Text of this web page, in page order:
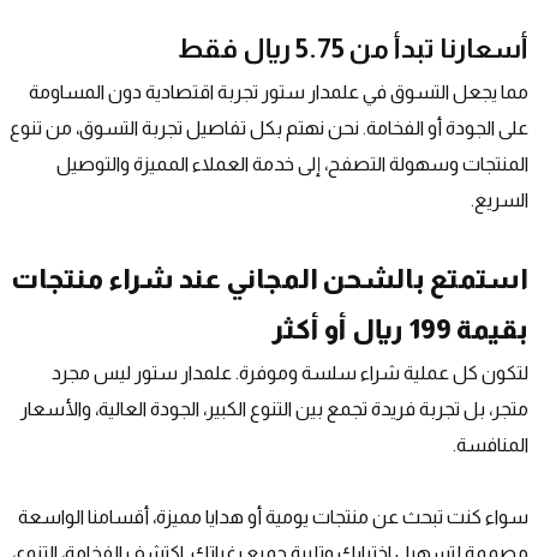
أسعارنا تبدأ من 5.75 ريال فقط
السريع.
بقيمة 199 ريال أو أكثر
المنافسة.